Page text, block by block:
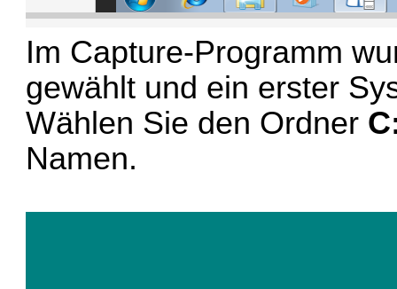
Im Capture-Programm
gewählt und ein erster
Wählen Sie den Ordner
Namen.